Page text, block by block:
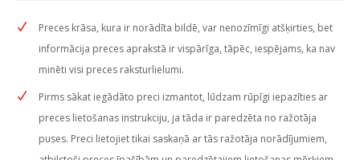
Preces krāsa, kura ir norādīta bildē, var nenozīmīgi atšķirties, bet
informācija preces aprakstā ir vispārīga, tāpēc, iespējams, ka nav
minēti visi preces raksturlielumi.
Pirms sākat iegādāto preci izmantot, lūdzam rūpīgi iepazīties ar
preces lietošanas instrukciju, ja tāda ir paredzēta no ražotāja
puses. Preci lietojiet tikai saskaņā ar tās ražotāja norādījumiem,